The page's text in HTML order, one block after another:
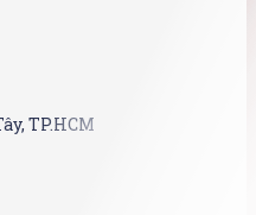
TP.HCM